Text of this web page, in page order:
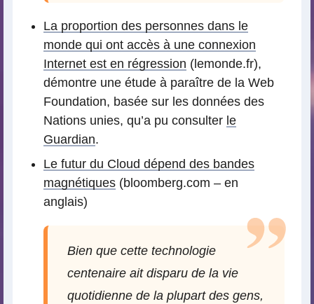
La proportion des personnes dans le
monde qui ont accès à une connexion
Internet est en régression (lemonde.fr),
démontre une étude à paraître de la Web
Foundation, basée sur les données des
Nations unies, qu’a pu consulter le
Guardian.
Le futur du Cloud dépend des bandes
magnétiques (bloomberg.com – en
anglais)
Bien que cette technologie
centenaire ait disparu de la vie
quotidienne de la plupart des gens,